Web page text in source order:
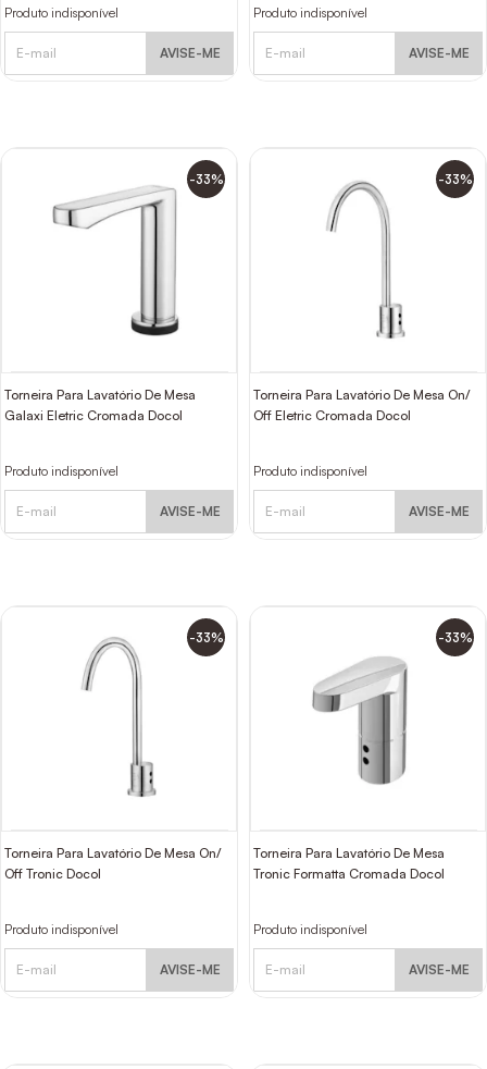
Produto indisponível
AVISE-ME
Produto indisponível
AVISE-ME
-33%
Torneira Para Lavatório De Mesa
Galaxi Eletric Cromada Docol
Produto indisponível
AVISE-ME
-33%
Torneira Para Lavatório De Mesa On/
Off Eletric Cromada Docol
Produto indisponível
AVISE-ME
-33%
Torneira Para Lavatório De Mesa On/
Off Tronic Docol
Produto indisponível
AVISE-ME
-33%
Torneira Para Lavatório De Mesa
Tronic Formatta Cromada Docol
Produto indisponível
AVISE-ME